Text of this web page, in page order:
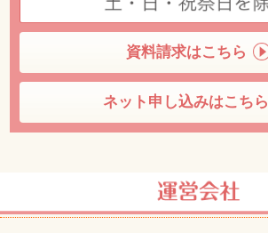
資料請求はこちら
ネット申し込みはこちら